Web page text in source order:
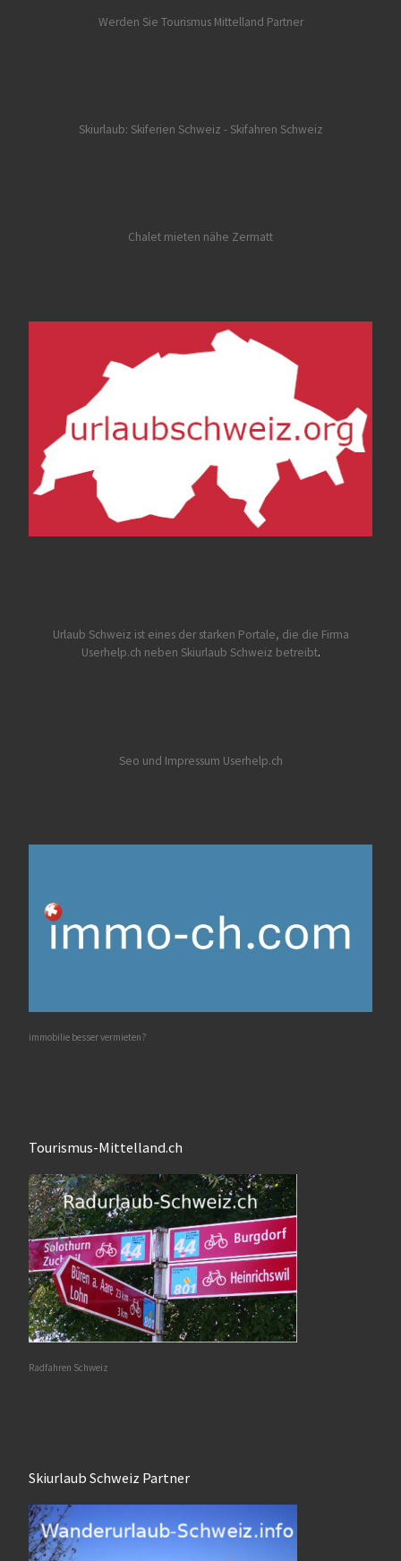
Werden Sie Tourismus Mittelland Partner
Skiurlaub: Skiferien Schweiz - Skifahren Schweiz
Chalet mieten nähe Zermatt
Urlaub Schweiz ist eines der starken Portale, die die Firma
Userhelp.ch neben Skiurlaub Schweiz betreibt.
Seo und Impressum Userhelp.ch
immobilie besser vermieten?
Tourismus-Mittelland.ch
Radfahren Schweiz
Skiurlaub Schweiz Partner